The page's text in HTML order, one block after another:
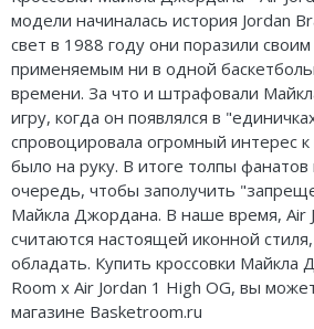
модели начиналась история Jordan
свет в 1988 году они поразили
применяемым ни в одной
времени. За что и штрафовали
игру, когда он появлялся в
спровоцировала огромный интерес
было на руку. В итоге толпы фанатов
очередь, чтобы заполучить
Майкла Джордана. В наше время, Air
считаются настоящей иконной
обладать. Купить кроссовки
Room x Air Jordan 1 High OG, вы
магазине Basketroom.ru
Nike Air Deldon
Nike Sabrina
Nike A’ja
Nike ST
Nike GT
Nike Ja
Nike Book